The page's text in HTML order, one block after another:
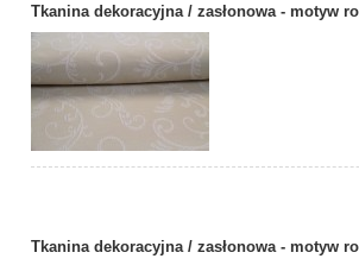
Tkanina dekoracyjna / zasłonowa - motyw
Tkanina dekoracyjna / zasłonowa - motyw